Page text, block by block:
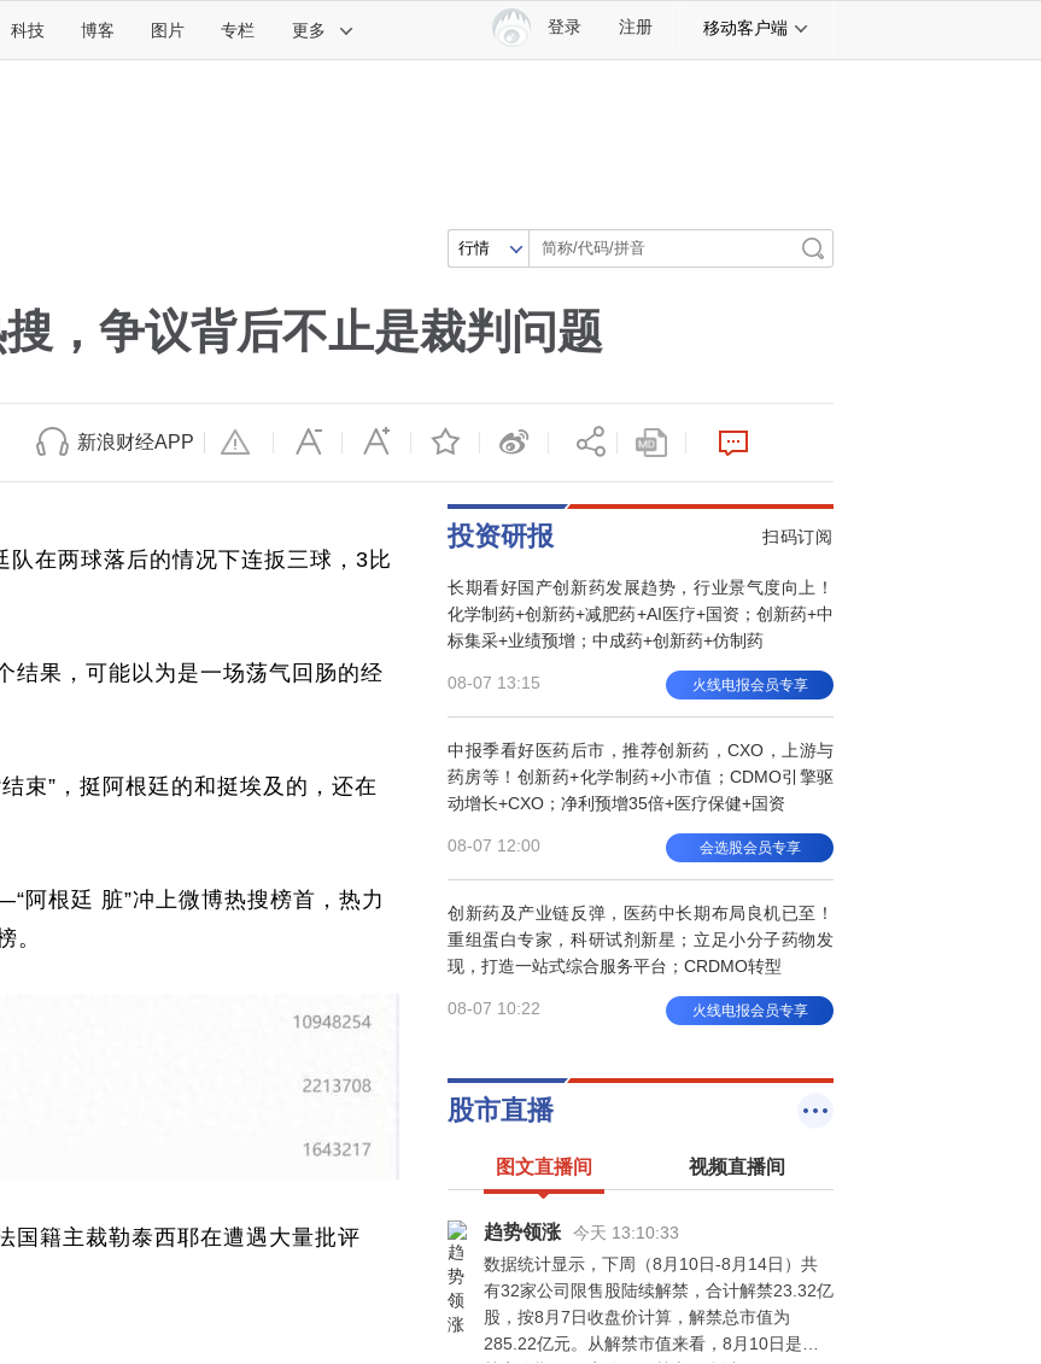
科技 博客 图片 专栏 更多 移动客户端
注册
登录
行情
，争议背后不止是裁判问题
新浪财经APP
在两球落后的情况下连扳三球，3比
结果，可能以为是一场荡气回肠的经
束”，挺阿根廷的和挺埃及的，还在
阿根廷 脏”冲上微博热搜榜首，热力
。
国籍主裁勒泰西耶在遭遇大量批评
投资研报 扫码订阅
长期看好国产创新药发展趋势，行业景气度向上！
化学制药+创新药+减肥药+AI医疗+国资；创新药+中
标集采+业绩预增；中成药+创新药+仿制药
08-07 13:15 火线电报会员专享
中报季看好医药后市，推荐创新药，CXO，上游与
药房等！创新药+化学制药+小市值；CDMO引擎驱
动增长+CXO；净利预增35倍+医疗保健+国资
08-07 12:00 会选股会员专享
创新药及产业链反弹，医药中长期布局良机已至！
重组蛋白专家，科研试剂新星；立足小分子药物发
现，打造一站式综合服务平台；CRDMO转型
08-07 10:22 火线电报会员专享
股市直播
图文直播间 视频直播间
趋势领涨
今天 13:10:33
数据统计显示，下周（8月10日-8月14日）共
有32家公司限售股陆续解禁，合计解禁23.32亿
股，按8月7日收盘价计算，解禁总市值为
285.22亿元。从解禁市值来看，8月10日是解